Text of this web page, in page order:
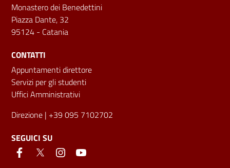
Monastero dei Benedettini
Piazza Dante, 32
95124 - Catania
CONTATTI
Appuntamenti direttore
Servizi per gli studenti
Uffici Amministrativi
Direzione | +39 095 7102702
SEGUICI SU